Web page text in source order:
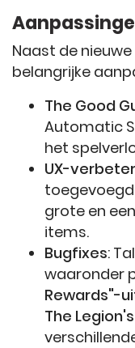
Naast de
belangrijke
The Good
Automatic
het
UX-
grote en
items.
Bugfixes:
waaronder
Rewards"-
The